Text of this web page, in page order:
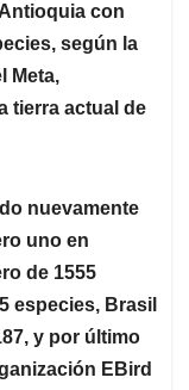
con
según la
Meta,
tierra actual de
nuevamente
uno en
de 1555
especies, Brasil
y por último
EBird